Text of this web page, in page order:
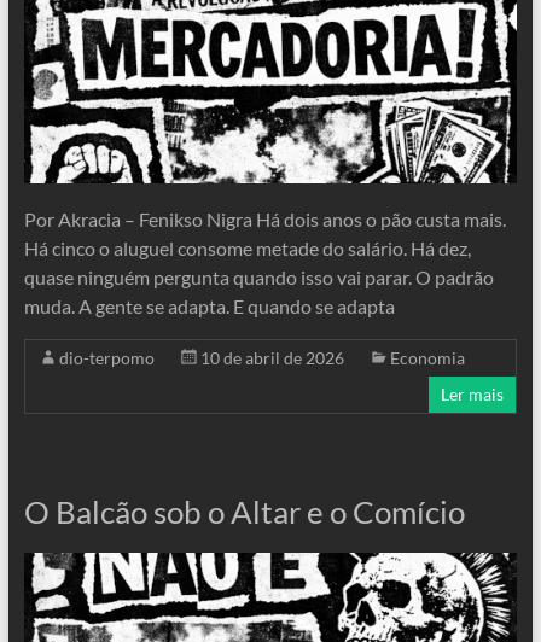
Por Akracia – Fenikso Nigra Há dois anos o pão custa mais.
Há cinco o aluguel consome metade do salário. Há dez,
quase ninguém pergunta quando isso vai parar. O padrão
muda. A gente se adapta. E quando se adapta
dio-terpomo 10 de abril de 2026
Economia
Ler mais
O Balcão sob o Altar e o Comício